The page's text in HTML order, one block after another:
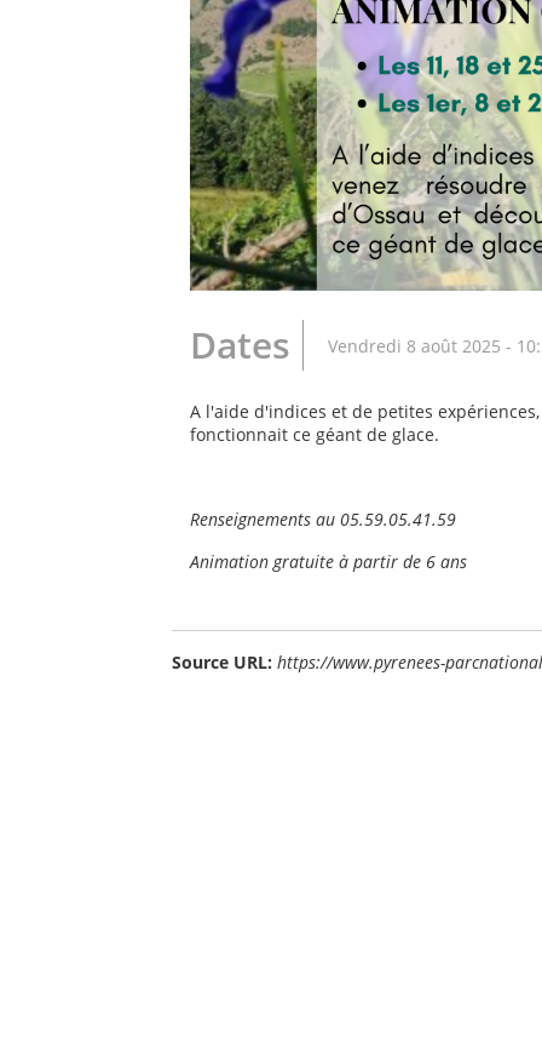
Dates Vendredi 8 août 2025 -
A l'aide d'indices et de petites
fonctionnait ce géant de glace.
Renseignements au 05.59.05.41.59
Animation gratuite à partir de 6 ans
Source URL: https://www.pyrenees-